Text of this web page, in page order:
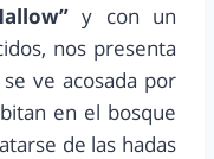
y con un
nos presenta
ve acosada por
en el bosque
de las hadas